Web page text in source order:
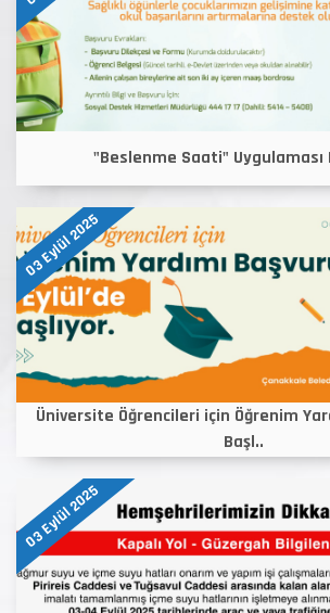
"Beslenme Saati" Uygulaması
03 Eylül 2025
Üniversite Öğrencileri için Öğrenim
Başl..
03 Eylül 2025